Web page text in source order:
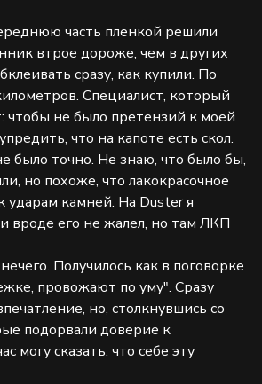
часть пленкой решили
втрое дороже, чем в других
сразу, как купили. По
Специалист, который
чтобы не было претензий к моей
что на капоте есть скол.
было точно. Не знаю, что было бы,
но похоже, что лакокрасочное
ударам камней. На Duster я
вроде его не жалел, но там ЛКП
Получилось как в поговорке
провожают по уму". Сразу
но, столкнувшись со
подорвали доверие к
могу сказать, что себе эту